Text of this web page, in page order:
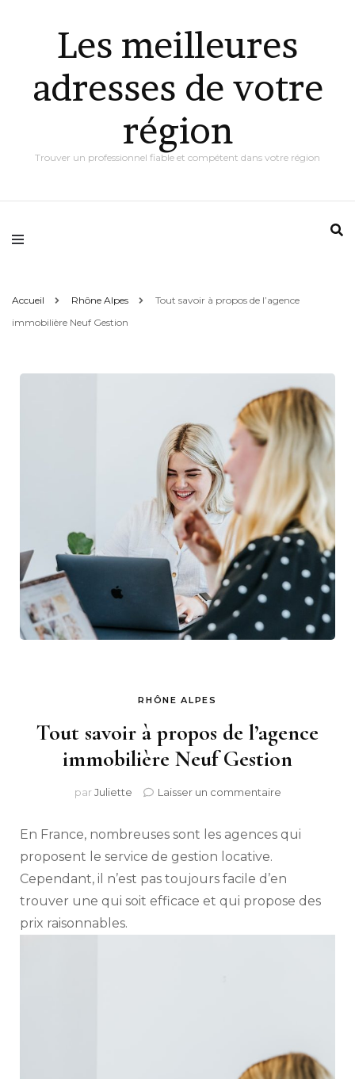
Les meilleures
adresses de votre
région
Trouver un professionnel fiable et compétent dans votre région
Accueil Rhône Alpes
Tout savoir à propos de l’agence
immobilière Neuf Gestion
RHÔNE ALPES
Tout savoir à propos de l’agence
immobilière Neuf Gestion
parJuliette Laisser un commentairesur
à
l’agence
immobilière
Gestion
En France, nombreuses sont les agences qui
proposent le service de gestion locative.
Cependant, il n’est pas toujours facile d’en
trouver une qui soit efficace et qui propose des
prix raisonnables.